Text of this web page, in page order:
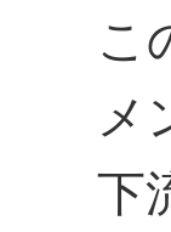
こ
メ
下